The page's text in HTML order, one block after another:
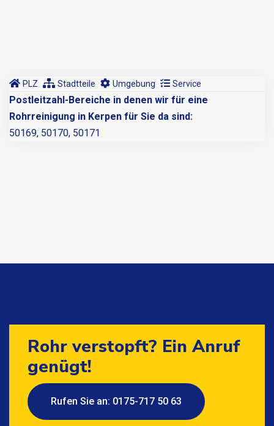
PLZ Stadtteile Umgebung Service
Postleitzahl-Bereiche in denen wir für eine
Rohrreinigung in Kerpen für Sie da sind:
50169, 50170, 50171
Rohr verstopft? Ein Anruf
genügt!
Rufen Sie an: 0175-717 50 63